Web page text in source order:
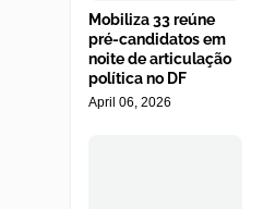
Mobiliza 33 reúne
pré-candidatos em
noite de articulação
política no DF
April 06, 2026